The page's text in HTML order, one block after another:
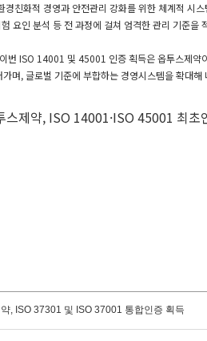
경친화적 경영과 안전관리 강화를 위한 체계적 시
요인 분석 등 전 과정에 걸쳐 엄격한 관리 기준을
번 ISO 14001 및 45001 인증 획득은 옵투스제
며, 글로벌 기준에 부합하는 경영시스템을 확대
스제약, ISO 14001·ISO 45001 최초
, ISO 37301 및 ISO 37001 통합인증 획득